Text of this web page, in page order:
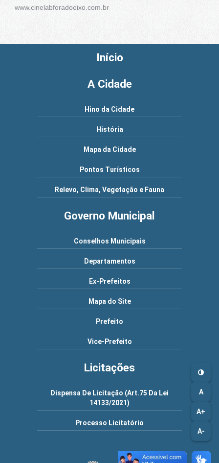
A
A+
A-
www.cinelabforadoeixo.com.br
Início
A Cidade
Hino da Cidade
História
Mapa da Cidade
Pontos Turísticos
Relevo, Clima, Vegetação e Fauna
Governo Municipal
Conselhos Municipais
Departamentos
Ex-Prefeitos
Mapa do Site
Prefeito
Vice-Prefeito
Licitações
Dispensa De Licitação (Art.75 Da Lei
14133/2021)
Processo Licitatório